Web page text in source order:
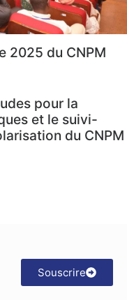
2025 du CNPM
pour la
et le suivi-
du CNPM
Souscrire